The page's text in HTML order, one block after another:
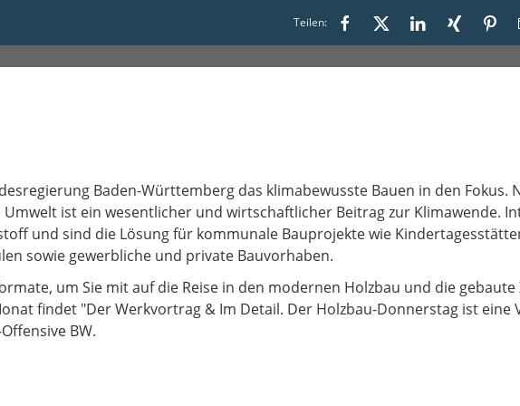
Teilen:
bis 11:30
Baden-Württemberg das klimabewusste Bauen in den Fokus.
ist ein wesentlicher und wirtschaftlicher Beitrag zur Klimawende.
und sind die Lösung für kommunale Bauprojekte wie
sowie gewerbliche und private Bauvorhaben.
um Sie mit auf die Reise in den modernen Holzbau und die gebaute
findet "Der Werkvortrag & Im Detail. Der Holzbau-Donnerstag ist eine
BW.